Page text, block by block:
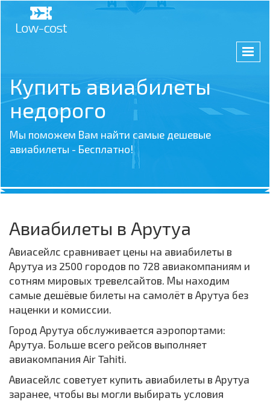
Купить авиабилеты
недорого
Мы поможем Вам найти самые дешевые
авиабилеты - Бесплатно!
Авиабилеты в Арутуа
Авиасейлс сравнивает цены на авиабилеты в
Арутуа из 2500 городов по 728 авиакомпаниям и
сотням мировых тревелсайтов. Мы находим
самые дешёвые билеты на самолёт в Арутуа без
наценки и комиссии.
Город Арутуа обслуживается аэропортами:
Арутуа. Больше всего рейсов выполняет
авиакомпания Air Tahiti.
Авиасейлс советует купить авиабилеты в Арутуа
заранее, чтобы вы могли выбирать условия